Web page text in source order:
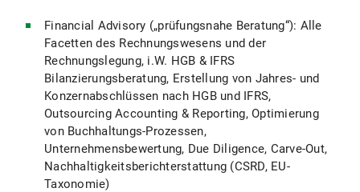
Financial Advisory („prüfungsnahe Beratung“): Alle
Facetten des Rechnungswesens und der
Rechnungslegung, i.W. HGB & IFRS
Bilanzierungsberatung, Erstellung von Jahres- und
Konzernabschlüssen nach HGB und IFRS,
Outsourcing Accounting & Reporting, Optimierung
von Buchhaltungs-Prozessen,
Unternehmensbewertung, Due Diligence, Carve-Out,
Nachhaltigkeitsberichterstattung (CSRD, EU-
Taxonomie)